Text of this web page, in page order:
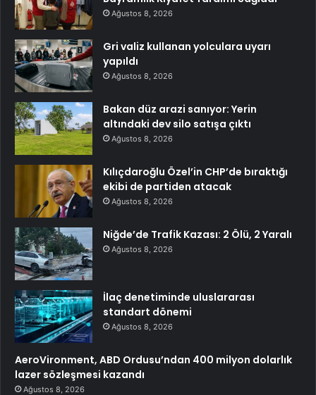
Ağustos 8, 2026
Gri valiz kullanan yolculara uyarı
yapıldı
Ağustos 8, 2026
Bakan düz arazi sanıyor: Yerin
altındaki dev silo satışa çıktı
Ağustos 8, 2026
Kılıçdaroğlu Özel’in CHP’de bıraktığı
ekibi de partiden atacak
Ağustos 8, 2026
Niğde’de Trafik Kazası: 2 Ölü, 2 Yaralı
Ağustos 8, 2026
İlaç denetiminde uluslararası
standart dönemi
Ağustos 8, 2026
AeroVironment, ABD Ordusu’ndan 400 milyon dolarlık
lazer sözleşmesi kazandı
Ağustos 8, 2026